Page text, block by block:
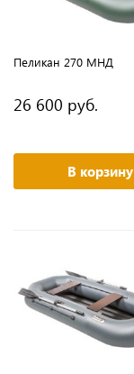
Пеликан 270 МНД
26 600 руб.
В корзину